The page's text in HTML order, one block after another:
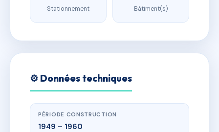
Stationnement Bâtiment(s)
⚙️ Données techniques
PÉRIODE CONSTRUCTION
1949 – 1960